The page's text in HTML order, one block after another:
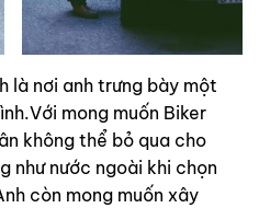
là nơi anh trưng bày một
mong muốn Biker
không thể bỏ qua cho
như nước ngoài khi chọn
còn mong muốn xây